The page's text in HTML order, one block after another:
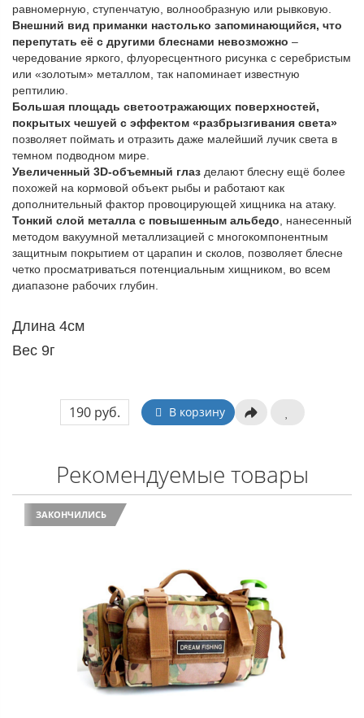
равномерную, ступенчатую, волнообразную или рывковую.
Внешний вид приманки настолько запоминающийся, что
перепутать её с другими блеснами невозможно –
чередование яркого, флуоресцентного рисунка с серебристым
или «золотым» металлом, так напоминает известную
рептилию.
Большая площадь светоотражающих поверхностей,
покрытых чешуей с эффектом «разбрызгивания света»
позволяет поймать и отразить даже малейший лучик света в
темном подводном мире.
Увеличенный 3D-объемный глаз делают блесну ещё более
похожей на кормовой объект рыбы и работают как
дополнительный фактор провоцирующей хищника на атаку.
Тонкий слой металла с повышенным альбедо , нанесенный
методом вакуумной металлизацией с многокомпонентным
защитным покрытием от царапин и сколов, позволяет блесне
четко просматриваться потенциальным хищником, во всем
диапазоне рабочих глубин.
Длина 4см
Вес 9г
190 руб. В корзину
Рекомендуемые товары
ЗАКОНЧИЛИСЬ